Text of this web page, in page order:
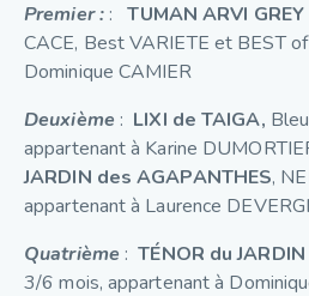
Premier : :TUMAN ARVI GREY
CACE, Best VARIETE et BEST
Dominique CAMIER
Deuxième : LIXI de TAIGA,
appartenant à Karine
JARDIN des AGAPANTHES,
appartenant à Laurence
Quatrième :TÉNOR du JARDIN
3/6 mois, appartenant à